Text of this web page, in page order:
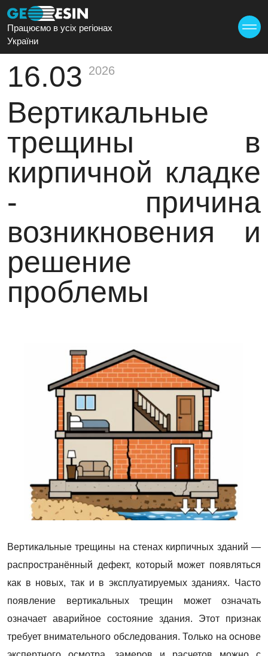
Працюємо в усіх регіонах
України
16.03 2026
Вертикальные
трещины в
кирпичной кладке
- причина
возникновения и
решение
проблемы
Вертикальные трещины на стенах кирпичных зданий —
распространённый дефект, который может появляться
как в новых, так и в эксплуатируемых зданиях. Часто
появление вертикальных трещин может означать
означает аварийное состояние здания. Этот признак
требует внимательного обследования. Только на основе